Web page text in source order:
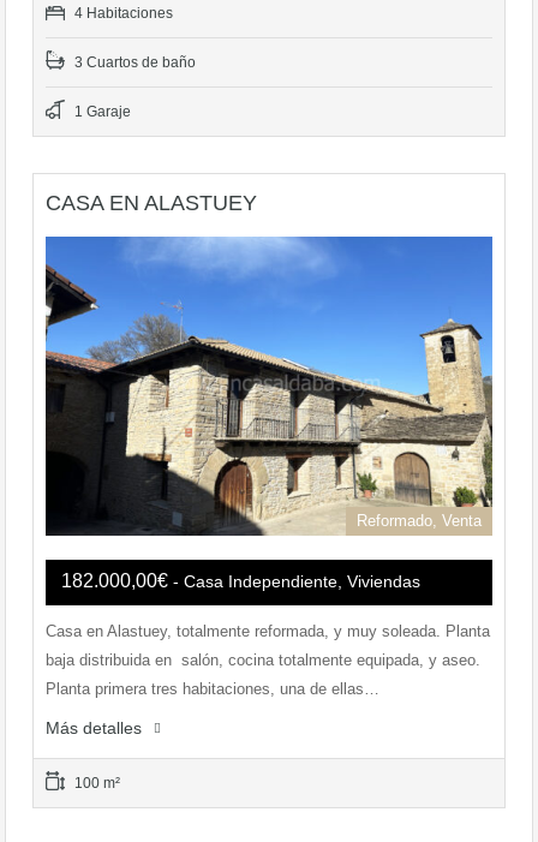
4 Habitaciones
3 Cuartos de baño
1 Garaje
CASA EN ALASTUEY
Reformado, Venta
182.000,00€ - Casa Independiente, Viviendas
Casa en Alastuey, totalmente reformada, y muy soleada. Planta
baja distribuida en salón, cocina totalmente equipada, y aseo.
Planta primera tres habitaciones, una de ellas…
Más detalles
100 m²